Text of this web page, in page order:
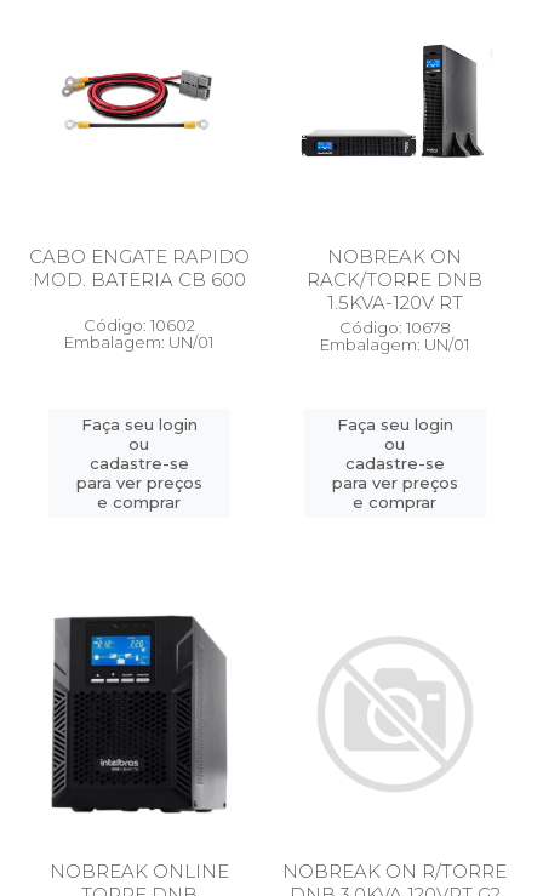
CABO ENGATE RAPIDO
MOD. BATERIA CB 600
Código: 10602
Embalagem: UN/01
Faça seu login
ou
cadastre-se
para ver preços
e comprar
NOBREAK ON
RACK/TORRE DNB
1.5KVA-120V RT
Código: 10678
Embalagem: UN/01
Faça seu login
ou
cadastre-se
para ver preços
e comprar
NOBREAK ONLINE
NOBREAK ON R/TORRE